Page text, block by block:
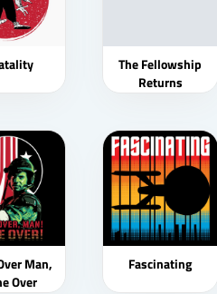
The Fellowship
Returns
Man,
Over
Fascinating